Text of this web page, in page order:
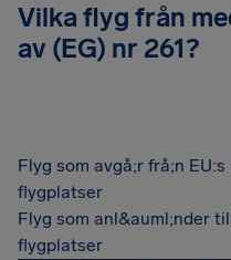
Vilka flyg från
av (EG) nr 261?
Flyg som avgå;r frå;n EU:s
flygplatser
Flyg som anl&auml;nder
flygplatser